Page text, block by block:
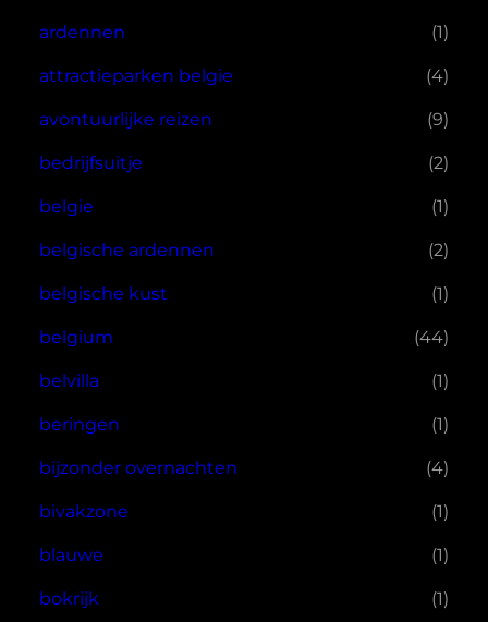
ardennen (1)
attractieparken belgie (4)
avontuurlijke reizen (9)
bedrijfsuitje (2)
belgie (1)
belgische ardennen (2)
belgische kust (1)
belgium (44)
belvilla (1)
beringen (1)
bijzonder overnachten (4)
bivakzone (1)
blauwe (1)
bokrijk (1)